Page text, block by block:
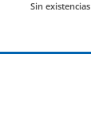
Sin existencias